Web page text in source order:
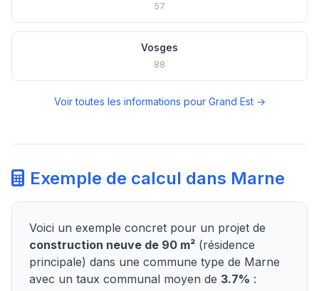
57
Vosges
88
Voir toutes les informations pour Grand Est →
Exemple de calcul dans Marne
Voici un exemple concret pour un projet de
construction neuve de 90 m² (résidence
principale) dans une commune type de Marne
avec un taux communal moyen de 3.7% :